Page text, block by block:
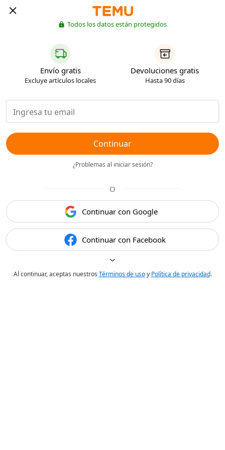
Todos los datos están protegidos
Envío gratis
Excluye artículos locales
Devoluciones gratis
Hasta 90 días
Continuar
¿Problemas al iniciar sesión?
O
Continuar con Google
Continuar con Facebook
Al continuar, aceptas nuestros Términos de usoy Política de privacidad.